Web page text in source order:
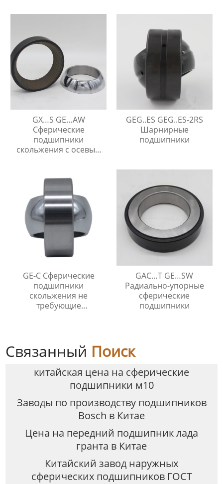
GX…S GE…AW
Сферические
подшипники
скольжения с осевым
GEG..ES GEG..ES-2RS
Шарнирные
подшипники
GE-C Сферические
подшипники
скольжения не
требующие
GAC…T GE…SW
Радиально-упорные
сферические
подшипники
Связанный Поиск
китайская цена на сферические
подшипники м10
Заводы по производству подшипников
Bosch в Китае
Цена на передний подшипник лада
гранта в Китае
Китайский завод наружных
сферических подшипников ГОСТ